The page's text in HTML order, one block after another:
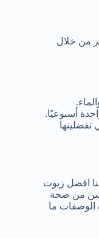
من خلال
أسبوعيًا.
افضل زيوت
من صحة
الوصفات ما